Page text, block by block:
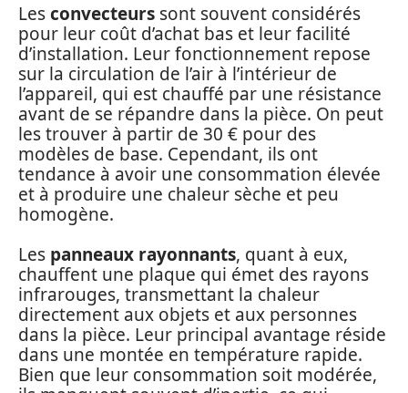
Lesconvecteurs sont souvent considérés
pour leur coût d’achat bas et leur facilité
d’installation. Leur fonctionnement repose
sur la circulation de l’air à l’intérieur de
l’appareil, qui est chauffé par une résistance
avant de se répandre dans la pièce. On peut
les trouver à partir de 30 € pour des
modèles de base. Cependant, ils ont
tendance à avoir une consommation élevée
et à produire une chaleur sèche et peu
homogène.
Les panneaux rayonnants, quant à eux,
chauffent une plaque qui émet des rayons
infrarouges, transmettant la chaleur
directement aux objets et aux personnes
dans la pièce. Leur principal avantage réside
dans une montée en température rapide.
Bien que leur consommation soit modérée,